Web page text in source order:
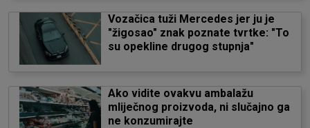
Vozačica tuži Mercedes jer ju je
"žigosao" znak poznate tvrtke: "To
su opekline drugog stupnja"
Ako vidite ovakvu ambalažu
mliječnog proizvoda, ni slučajno ga
ne konzumirajte